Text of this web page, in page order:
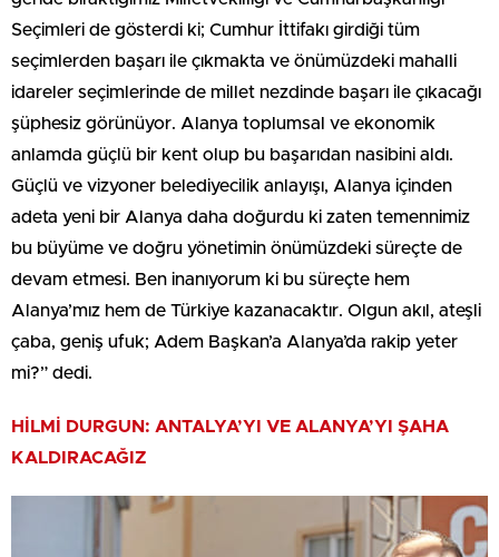
Seçimleri de gösterdi ki; Cumhur İttifakı girdiği tüm
seçimlerden başarı ile çıkmakta ve önümüzdeki mahalli
idareler seçimlerinde de millet nezdinde başarı ile çıkacağı
şüphesiz görünüyor. Alanya toplumsal ve ekonomik
anlamda güçlü bir kent olup bu başarıdan nasibini aldı.
Güçlü ve vizyoner belediyecilik anlayışı, Alanya içinden
adeta yeni bir Alanya daha doğurdu ki zaten temennimiz
bu büyüme ve doğru yönetimin önümüzdeki süreçte de
devam etmesi. Ben inanıyorum ki bu süreçte hem
Alanya’mız hem de Türkiye kazanacaktır. Olgun akıl, ateşli
çaba, geniş ufuk; Adem Başkan’a Alanya’da rakip yeter
mi?” dedi.
HİLMİ DURGUN: ANTALYA’YI VE ALANYA’YI ŞAHA
KALDIRACAĞIZ